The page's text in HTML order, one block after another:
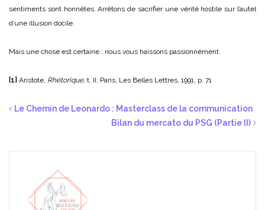
sentiments sont honnêtes. Arrêtons de sacrifier une vérité hostile sur l’autel
d’une illusion docile.
Mais une chose est certaine : nous vous haïssons passionnément.
[1] Aristote, Rhétorique, t. II, Paris, Les Belles Lettres, 1991, p. 71
Le Chemin de Leonardo : Masterclass de la communication
Bilan du mercato du PSG (Partie II)